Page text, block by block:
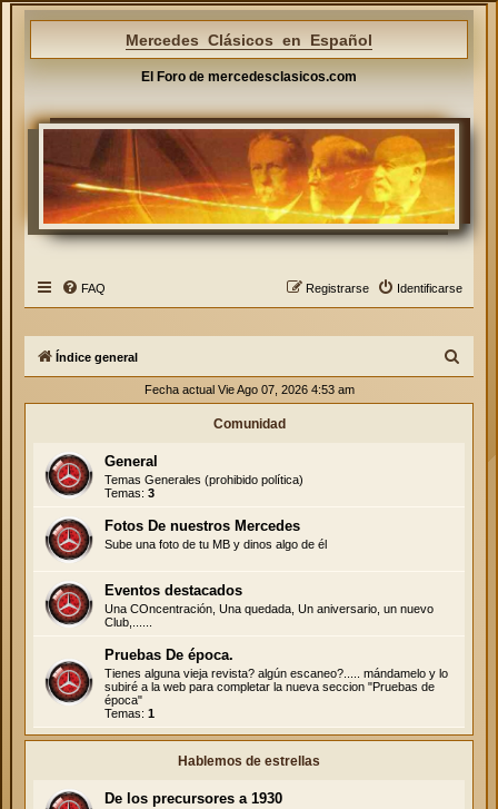
Mercedes Clásicos en Español
El Foro de mercedesclasicos.com
FAQ Identificarse
Registrarse
Índice general
Fecha actual Vie Ago 07, 2026 4:53 am
Comunidad
General
Temas Generales (prohibido política)
Temas: 3
Fotos De nuestros Mercedes
Sube una foto de tu MB y dinos algo de él
Eventos destacados
Una COncentración, Una quedada, Un aniversario, un nuevo
Club,......
Pruebas De época.
Tienes alguna vieja revista? algún escaneo?..... mándamelo y lo
subiré a la web para completar la nueva seccion "Pruebas de
época"
Temas: 1
Hablemos de estrellas
De los precursores a 1930